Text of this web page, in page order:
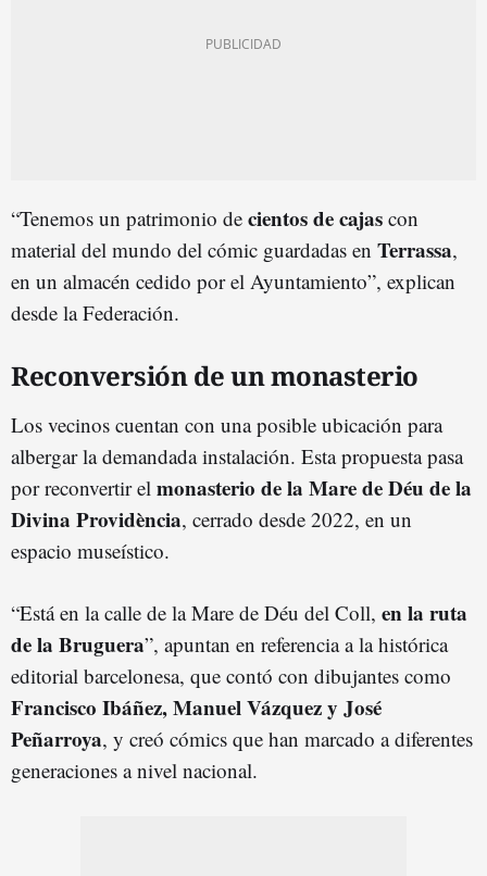
“Tenemos un patrimonio de cientos de cajas con
material del mundo del cómic guardadas en Terrassa,
en un almacén cedido por el Ayuntamiento”, explican
desde la Federación.
Reconversión de un monasterio
Los vecinos cuentan con una posible ubicación para
albergar la demandada instalación. Esta propuesta pasa
por reconvertir el monasterio de la Mare de Déu de la
Divina Providència, cerrado desde 2022, en un
espacio museístico.
“Está en la calle de la Mare de Déu del Coll, en la ruta
de la Bruguera”, apuntan en referencia a la histórica
editorial barcelonesa, que contó con dibujantes como
Francisco Ibáñez, Manuel Vázquez y José
Peñarroya, y creó cómics que han marcado a diferentes
generaciones a nivel nacional.